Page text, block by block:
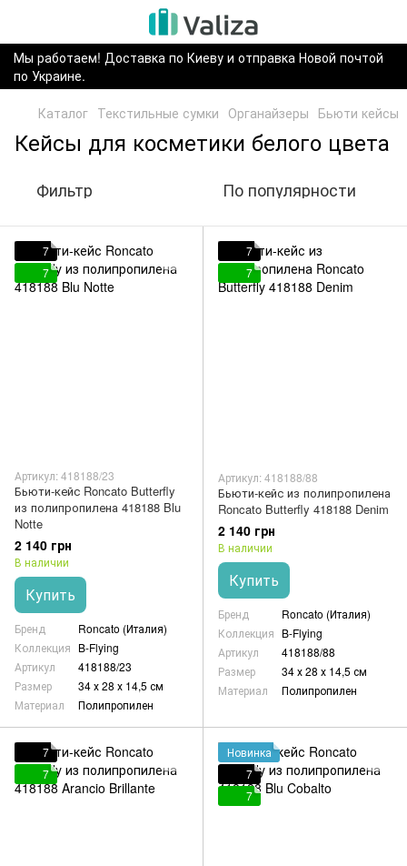
Мы работаем! Доставка по Киеву и отправка Новой почтой
по Украине.
Каталог Текстильные сумки Органайзеры Бьюти кейсы
Кейсы для косметики белого цвета
Фильтр По популярности
7
7
Артикул: 418188/23
Бьюти-кейс Roncato Butterfly
из полипропилена 418188 Blu
Notte
2 140 грн
В наличии
Купить
Бренд
Roncato (Италия)
Коллекция B-Flying
Артикул
418188/23
Размер
34 х 28 х 14,5 см
Материал
Полипропилен
7
7
Артикул: 418188/88
Бьюти-кейс из полипропилена
Roncato Butterfly 418188 Denim
2 140 грн
В наличии
Купить
Бренд
Roncato (Италия)
Коллекция B-Flying
Артикул
418188/88
Размер
34 х 28 х 14,5 см
Материал
Полипропилен
7
7
Новинка
7
7